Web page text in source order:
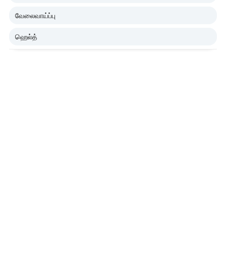
வேலைவாய்ப்பு
ஹெல்த்